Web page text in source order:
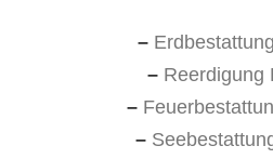
–
– Reerdigung
–
–